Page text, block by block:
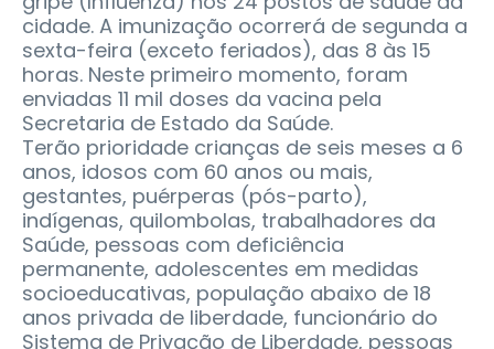
cidade. A imunização ocorrerá de segunda a
sexta-feira (exceto feriados), das 8 às 15
horas. Neste primeiro momento, foram
enviadas 11 mil doses da vacina pela
Secretaria de Estado da Saúde.
Terão prioridade crianças de seis meses a 6
anos, idosos com 60 anos ou mais,
gestantes, puérperas (pós-parto),
indígenas, quilombolas, trabalhadores da
Saúde, pessoas com deficiência
permanente, adolescentes em medidas
socioeducativas, população abaixo de 18
anos privada de liberdade, funcionário do
Sistema de Privação de Liberdade, pessoas